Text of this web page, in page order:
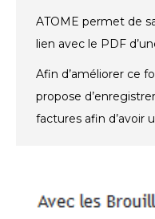
ATOME permet de
lien avec le PDF
Afin d’améliorer ce
propose
factures afin d’avoir